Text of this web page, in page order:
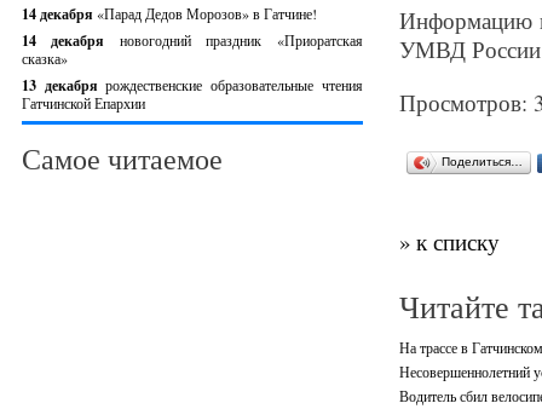
14 декабря «Парад Дедов Морозов» в Гатчине!
14 декабря новогодний праздник «Приоратская
сказка»
13 декабрярождественские образовательные чтения
Гатчинской Епархии
Самое читаемое
Информацию
УМВД России
Просмотров:
Поделиться…
» к списку
Читайте
На трассе в
Несовершеннолетний
Водитель сбил